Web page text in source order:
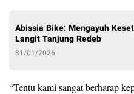
Abissia Bike: Mengayuh
Langit Tanjung Redeb
31/01/2026
“Tentu kami sangat berharap